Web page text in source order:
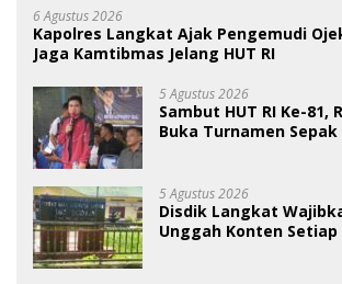
6 Agustus 2026
Kapolres Langkat Ajak Pengemudi
Jaga Kamtibmas Jelang HUT RI
5 Agustus 2026
Sambut HUT RI Ke-81,
Buka Turnamen
5 Agustus 2026
Disdik Langkat
Unggah Konten Setiap